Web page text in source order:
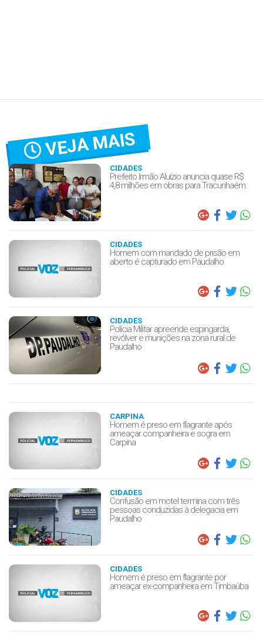
VEJA MAIS
CIDADES
Prefeito Irmão Aluízio anuncia quase R$
4,8 milhões em obras para Tracunhaém
CIDADES
Homem com mandado de prisão em
aberto é capturado em Paudalho
CIDADES
Polícia Militar apreende espingarda,
revólver e munições na zona rural de
Paudalho
CARPINA
Homem é preso em flagrante após
ameaçar companheira e sogra em
Carpina
CIDADES
Confusão em motel termina com três
pessoas conduzidas à delegacia em
Paudalho
CIDADES
Homem é preso em flagrante por
ameaçar ex-companheira em Timbaúba